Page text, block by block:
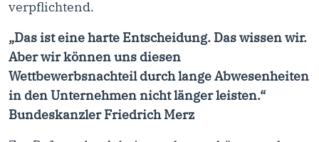
verpflichtend.
„Das ist eine harte Entscheidung. Das wissen wir.
Aber wir können uns diesen
Wettbewerbsnachteil durch lange Abwesenheiten
in den Unternehmen nicht länger leisten.“
Bundeskanzler Friedrich Merz